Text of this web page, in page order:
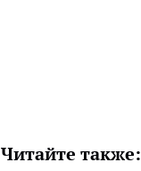
Читайте также: